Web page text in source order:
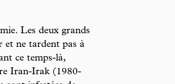
Les deux grands
et ne tardent pas à
ce temps-là,
Iran-Irak (1980-